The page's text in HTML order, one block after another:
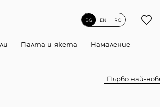
EN
BG RO
Палта и якета Намаление